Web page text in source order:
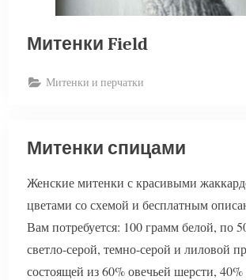
Митенки Field
Митенки и перчатки
Митенки спицами
Женские митенки с красивыми
цветами со схемой и бесплатным
Вам потребуется: 100 грамм белой, по
светло-серой, темно-серой и лиловой
состоящей из 60% овечьей шерсти,